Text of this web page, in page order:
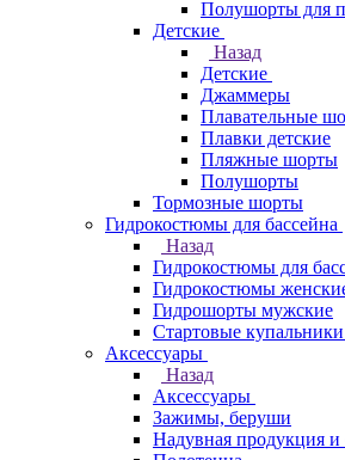
Полушорты для
Детские
Назад
Детские
Джаммеры
Плавательные
Плавки детские
Пляжные шорты
Полушорты
Тормозные шорты
Гидрокостюмы для бассейна
Назад
Гидрокостюмы для
Гидрокостюмы
Гидрошорты мужские
Стартовые
Аксессуары
Назад
Аксессуары
Зажимы, беруши
Надувная продукция и